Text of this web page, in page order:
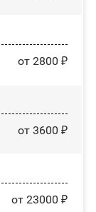
от 2800 ₽
от 3600 ₽
от 23000 ₽